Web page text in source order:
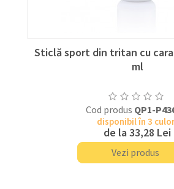
Sticlă sport din tritan cu
ml
Cod produs QP1-
disponibil în 3
de la 33,28 Lei
Vezi produs